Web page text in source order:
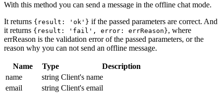
With this method you can send a message in the offline chat mode.
It returns {result: 'ok'} if the passed parameters are correct. And
it returns {result: 'fail', error: errReason}, where
errReason is the validation error of the passed parameters, or the
reason why you can not send an offline message.
Name Type
Description
name
string Client's name
email
string Client's email